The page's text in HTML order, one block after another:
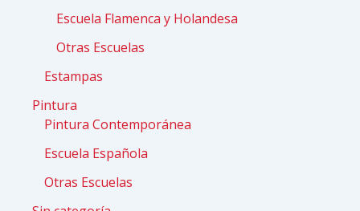
Escuela Flamenca y Holandesa
Otras Escuelas
Estampas
Pintura
Pintura Contemporánea
Escuela Española
Otras Escuelas